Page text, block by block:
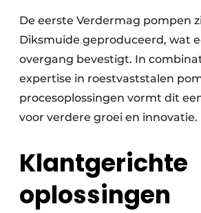
De eerste Verdermag pompen
Diksmuide geproduceerd, wat
overgang bevestigt. In
expertise in roestvaststalen
procesoplossingen vormt dit
voor verdere groei en innovatie.
Klantgerichte
oplossingen